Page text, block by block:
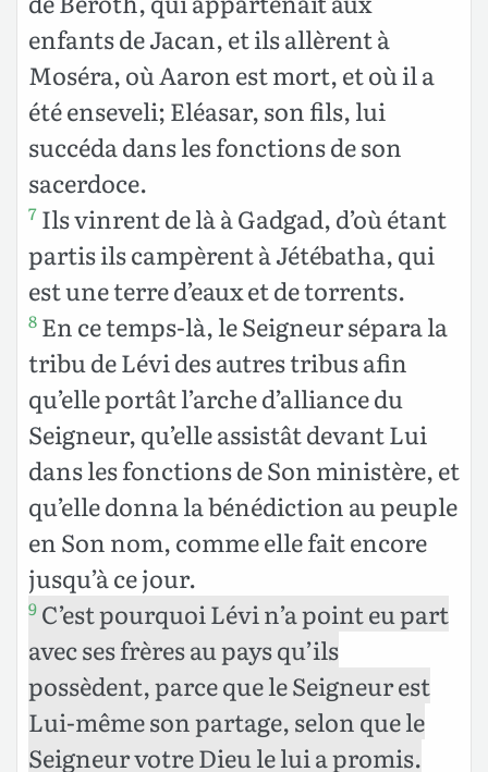
enfants de Jacan, et ils allèrent à
Moséra, où Aaron est mort, et où il a
été enseveli; Eléasar, son fils, lui
succéda dans les fonctions de son
sacerdoce.
7 Ils vinrent de là à Gadgad, d’où étant
partis ils campèrent à Jétébatha, qui
est une terre d’eaux et de torrents.
8 En ce temps-là, le Seigneur sépara la
tribu de Lévi des autres tribus afin
qu’elle portât l’arche d’alliance du
Seigneur, qu’elle assistât devant Lui
dans les fonctions de Son ministère, et
qu’elle donna la bénédiction au peuple
en Son nom, comme elle fait encore
jusqu’à ce jour.
9 C’est pourquoi Lévi n’a point eu part
avec ses frères au pays qu’ils
possèdent, parce que le Seigneur est
Lui-même son partage, selon que le
Seigneur votre Dieu le lui a promis.